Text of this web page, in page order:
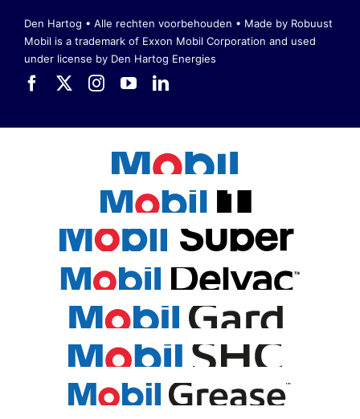
Den Hartog • Alle rechten voorbehouden • Made by Robuust
Mobil is a trademark of Exxon Mobil Corporation and used
under license by Den Hartog Energies